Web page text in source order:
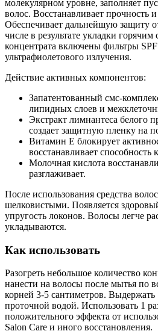
молекулярном уровне, заполняет
волос. Восстанавливает прочность
Обеспечивает дальнейшую защиту
числе в результате укладки
концентрата включены фильтры
ультрафиолетового излучения.
Действие активных компонентов:
Запатентованный смс-
липидных слоев и
Экстракт лимнантеса белого
создает защитную пленку на
Витамин Е блокирует
восстанавливает способность
Молочная кислота
разглаживает.
После использования средства
шелковистыми. Появляется
упругость локонов. Волосы легче
укладываются.
Как использовать
Разогреть небольшое количество
нанести на волосы после мытья по
корней 3-5 сантиметров.
проточной водой. Использовать 1
положительного эффекта от
Salon Care и иного восстановления.